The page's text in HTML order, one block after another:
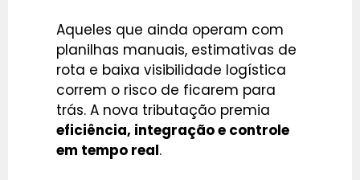
Aqueles que ainda operam com
planilhas manuais, estimativas de
rota e baixa visibilidade logística
correm o risco de ficarem para
trás. A nova tributação premia
eficiência, integração e controle
em tempo real.